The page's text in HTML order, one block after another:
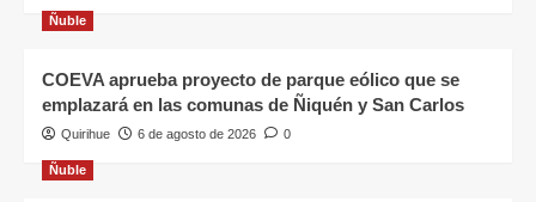
Ñuble
COEVA aprueba proyecto de parque eólico que se
emplazará en las comunas de Ñiquén y San Carlos
Quirihue 6 de agosto de 2026 0
Ñuble